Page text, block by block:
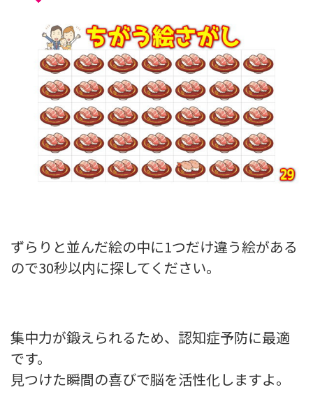
ずらりと並んだ絵の中に1つだけ違う絵がある
ので30秒以内に探してください。
集中力が鍛えられるため、認知症予防に最適
です。
見つけた瞬間の喜びで脳を活性化しますよ。